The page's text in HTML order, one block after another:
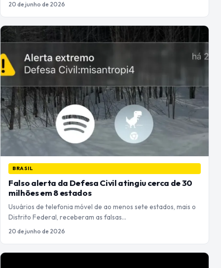
20 de junho de 2026
BRASIL
Falso alerta da Defesa Civil atingiu cerca de 30
milhões em 8 estados
Usuários de telefonia móvel de ao menos sete estados, mais o
Distrito Federal, receberam as falsas…
20 de junho de 2026